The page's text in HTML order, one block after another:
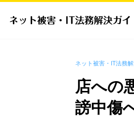
ネット被害・IT法務
店への
謗中傷